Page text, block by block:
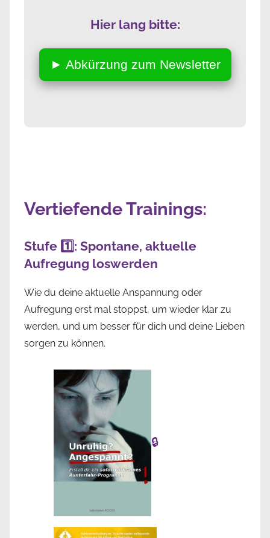
Hier lang bitte:
► Abkürzung zum Newsletter
Vertiefende Trainings:
Stufe 1️⃣: Spontane, aktuelle
Aufregung loswerden
Wie du deine aktuelle Anspannung oder
Aufregung erst mal stoppst, um wieder klar zu
werden, und um besser für dich und deine Lieben
sorgen zu können.
🔒